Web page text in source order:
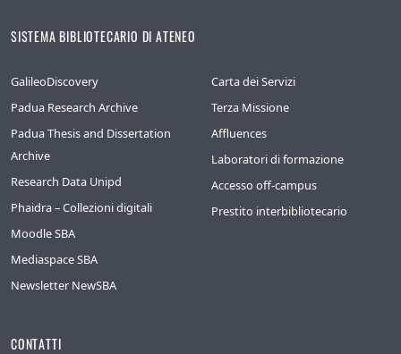
SISTEMA BIBLIOTECARIO DI ATENEO
GalileoDiscovery
Padua Research Archive
Padua Thesis and Dissertation
Archive
Research Data Unipd
Phaidra – Collezioni digitali
Moodle SBA
Mediaspace SBA
Newsletter NewSBA
Carta dei Servizi
Terza Missione
Affluences
Laboratori di formazione
Accesso off-campus
Prestito interbibliotecario
CONTATTI